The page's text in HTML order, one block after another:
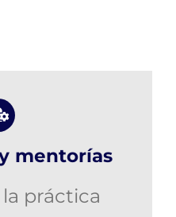
mentorías
práctica